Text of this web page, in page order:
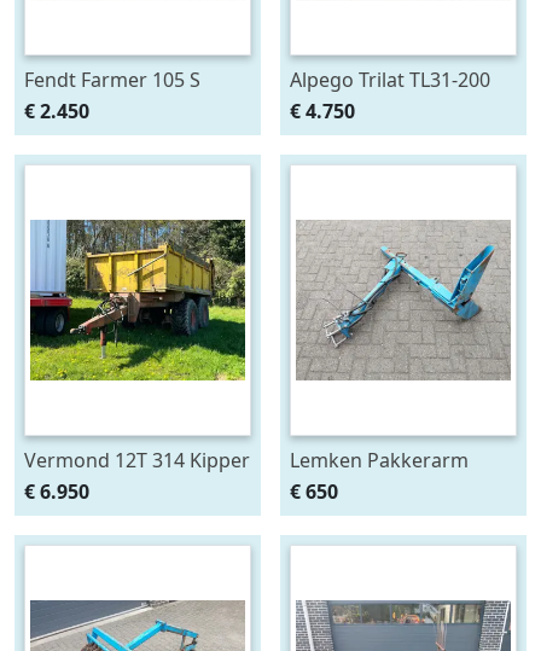
Fendt Farmer 105 S
€ 2.450
Alpego Trilat TL31-200
AM Verstek
Klepelmaaier
€ 4.750
Vermond 12T 314 Kipper
3 Zijdig
€ 6.950
Lemken Pakkerarm
passend aan Opal 90 en
110 ploeg
€ 650